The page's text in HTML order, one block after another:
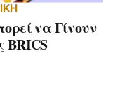
να Γίνουν
BRICS